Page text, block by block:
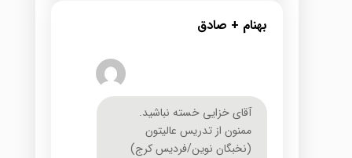
بهنام + صادق
آقای خزایی خسته نباشید.
ممنون از تدریس عالیتون
(نخبگان نوین/فردیس کرج)